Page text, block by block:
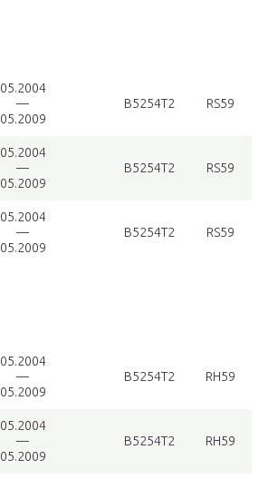
05.2004
—
05.2009
B5254T2 RS59
05.2004
—
05.2009
B5254T2 RS59
05.2004
—
05.2009
B5254T2 RS59
05.2004
—
05.2009
B5254T2 RH59
05.2004
—
05.2009
B5254T2 RH59